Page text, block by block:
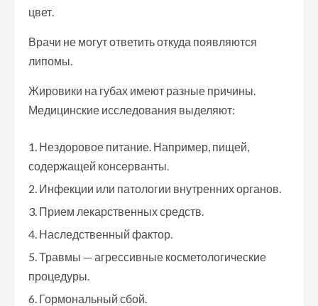
цвет.
Врачи не могут ответить откуда появляются
липомы.
Жировики на губах имеют разные причины.
Медицинские исследования выделяют:
Нездоровое питание. Например, пищей,
содержащей консерванты.
Инфекции или патологии внутренних органов.
Прием лекарственных средств.
Наследственный фактор.
Травмы — агрессивные косметологические
процедуры.
Гормональный сбой.